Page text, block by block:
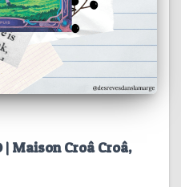
Maison Croâ Croâ,